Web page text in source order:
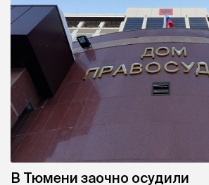
В Тюмени заочно осудили